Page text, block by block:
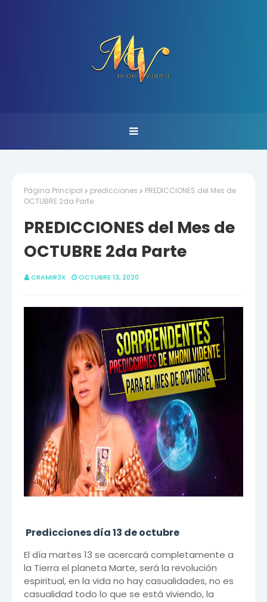
Página Principal predicciones
PREDICCIONES del Mes de
OCTUBRE 2da Parte
PREDICCIONES del Mes de
OCTUBRE 2da Parte
CRAMIR3X OCTUBRE 13, 2020
Predicciones día 13 de octubre
El día martes 13 se acercará completamente a
la Tierra el planeta Marte, será la revolución
espiritual, en la vida no hay casualidades, no es
casualidad todo lo que se está viviendo, la